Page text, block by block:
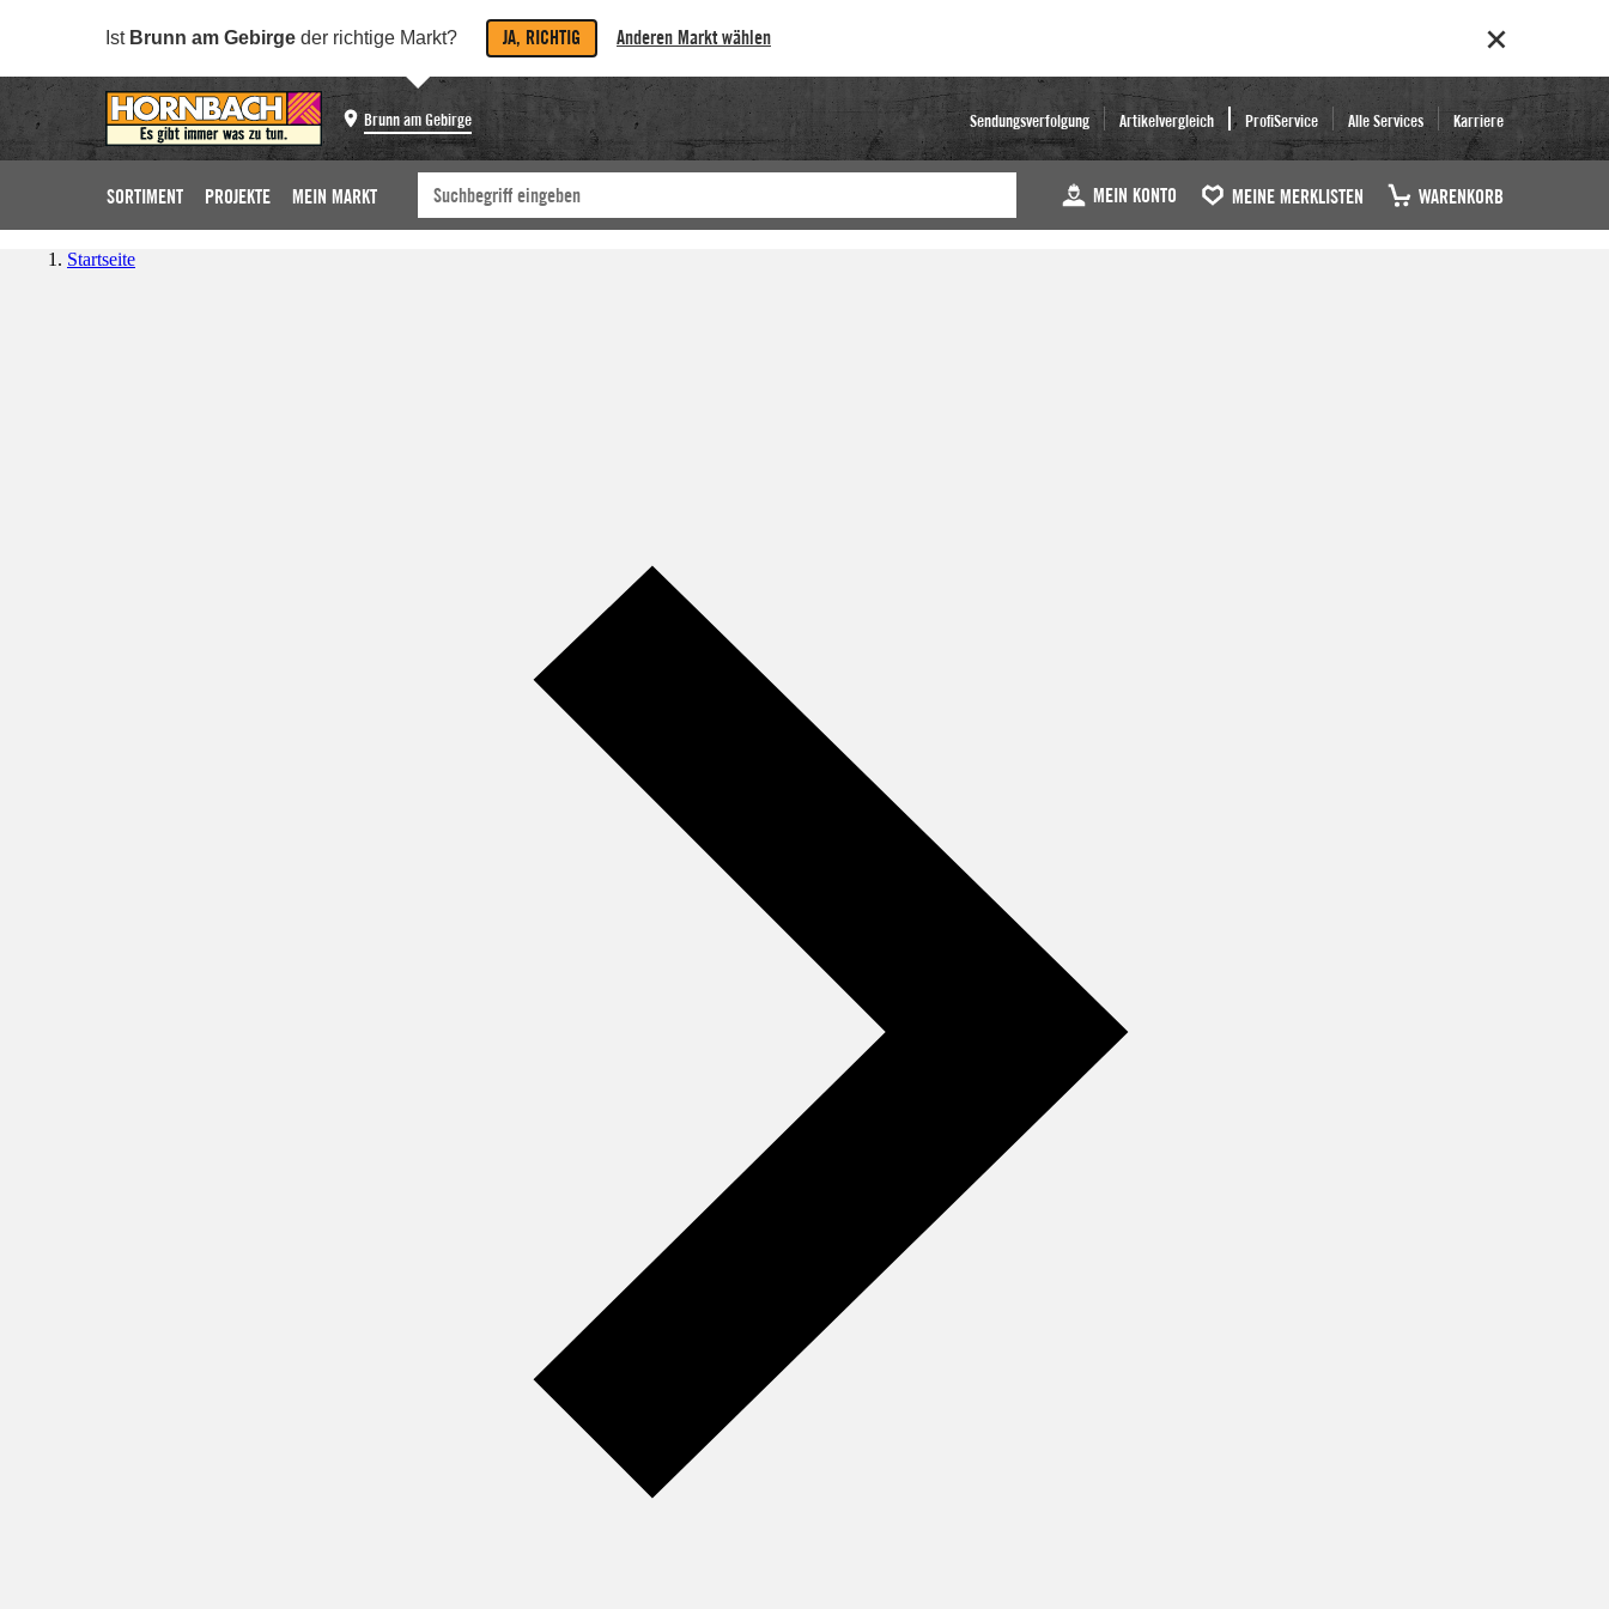
Ist Brunn am Gebirge der richtige Markt? JA, RICHTIG Anderen Markt wählen
Brunn am Gebirge Sendungsverfolgung Artikelvergleich ProfiService Alle Services Karriere
SORTIMENT PROJEKTE MEIN MARKT MEIN KONTO MEINE MERKLISTEN WARENKORB
Startseite